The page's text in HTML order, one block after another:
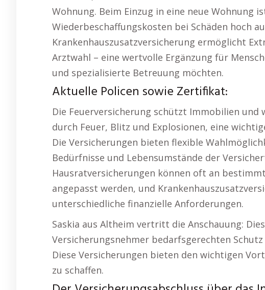
Wohnung. Beim Einzug in eine neue Wohnung
Wiederbeschaffungskosten bei Schäden hoch
Krankenhauszusatzversicherung ermöglicht
Arztwahl – eine wertvolle Ergänzung für
und spezialisierte Betreuung möchten.
Aktuelle Policen sowie Zertifikat:
Die Feuerversicherung schützt Immobilien und
durch Feuer, Blitz und Explosionen, eine
Die Versicherungen bieten flexible
Bedürfnisse und Lebensumstände der
Hausratversicherungen können oft an
angepasst werden, und
unterschiedliche finanzielle Anforderungen.
Saskia aus Altheim vertritt die Anschauung:
Versicherungsnehmer bedarfsgerechten
Diese Versicherungen bieten den wichtigen
zu schaffen.